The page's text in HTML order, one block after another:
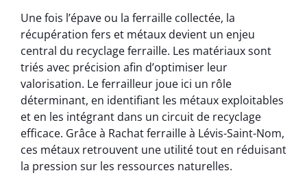
Une fois l’épave ou la ferraille collectée, la
récupération fers et métaux devient un enjeu
central du recyclage ferraille. Les matériaux sont
triés avec précision afin d’optimiser leur
valorisation. Le ferrailleur joue ici un rôle
déterminant, en identifiant les métaux exploitables
et en les intégrant dans un circuit de recyclage
efficace. Grâce à Rachat ferraille à Lévis-Saint-Nom,
ces métaux retrouvent une utilité tout en réduisant
la pression sur les ressources naturelles.